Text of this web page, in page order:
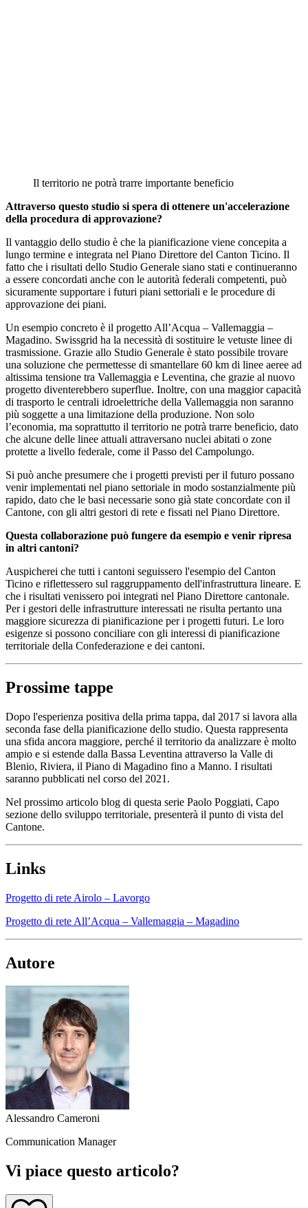
Il territorio ne potrà trarre importante beneficio
Attraverso questo studio si spera di ottenere un'accelerazione
della procedura di approvazione?
Il vantaggio dello studio è che la pianificazione viene concepita a
lungo termine e integrata nel Piano Direttore del Canton Ticino. Il
fatto che i risultati dello Studio Generale siano stati e continueranno
a essere concordati anche con le autorità federali competenti, può
sicuramente supportare i futuri piani settoriali e le procedure di
approvazione dei piani.
Un esempio concreto è il progetto All’Acqua – Vallemaggia –
Magadino. Swissgrid ha la necessità di sostituire le vetuste linee di
trasmissione. Grazie allo Studio Generale è stato possibile trovare
una soluzione che permettesse di smantellare 60 km di linee aeree ad
altissima tensione tra Vallemaggia e Leventina, che grazie al nuovo
progetto diventerebbero superflue. Inoltre, con una maggior capacità
di trasporto le centrali idroelettriche della Vallemaggia non saranno
più soggette a una limitazione della produzione. Non solo
l’economia, ma soprattutto il territorio ne potrà trarre beneficio, dato
che alcune delle linee attuali attraversano nuclei abitati o zone
protette a livello federale, come il Passo del Campolungo.
Si può anche presumere che i progetti previsti per il futuro possano
venir implementati nel piano settoriale in modo sostanzialmente più
rapido, dato che le basi necessarie sono già state concordate con il
Cantone, con gli altri gestori di rete e fissati nel Piano Direttore.
Questa collaborazione può fungere da esempio e venir ripresa
in altri cantoni?
Auspicherei che tutti i cantoni seguissero l'esempio del Canton
Ticino e riflettessero sul raggruppamento dell'infrastruttura lineare. E
che i risultati venissero poi integrati nel Piano Direttore cantonale.
Per i gestori delle infrastrutture interessati ne risulta pertanto una
maggiore sicurezza di pianificazione per i progetti futuri. Le loro
esigenze si possono conciliare con gli interessi di pianificazione
territoriale della Confederazione e dei cantoni.
Prossime tappe
Dopo l'esperienza positiva della prima tappa, dal 2017 si lavora alla
seconda fase della pianificazione dello studio. Questa rappresenta
una sfida ancora maggiore, perché il territorio da analizzare è molto
ampio e si estende dalla Bassa Leventina attraverso la Valle di
Blenio, Riviera, il Piano di Magadino fino a Manno. I risultati
saranno pubblicati nel corso del 2021.
Nel prossimo articolo blog di questa serie Paolo Poggiati, Capo
sezione dello sviluppo territoriale, presenterà il punto di vista del
Cantone.
Links
Progetto di rete Airolo – Lavorgo
Progetto di rete All’Acqua – Vallemaggia – Magadino
Autore
Alessandro Cameroni
Communication Manager
Vi piace questo articolo?